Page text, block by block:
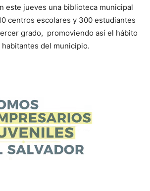
este jueves una biblioteca municipal
centros escolares y 300 estudiantes
grado, promoviendo así el hábito
del municipio.